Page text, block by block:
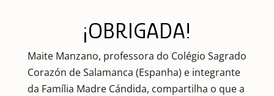
¡OBRIGADA!
Maite Manzano, professora do Colégio Sagrado
Corazón de Salamanca (Espanha) e integrante
da Família Madre Cándida, compartilha o que a